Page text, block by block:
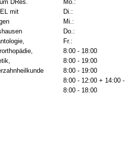
Mo.:
Di.:
Mi.:
Do.:
Fr.:
8:00 - 18:00
8:00 - 19:00
8:00 - 19:00
8:00 - 12:00 + 14:00
8:00 - 18:00